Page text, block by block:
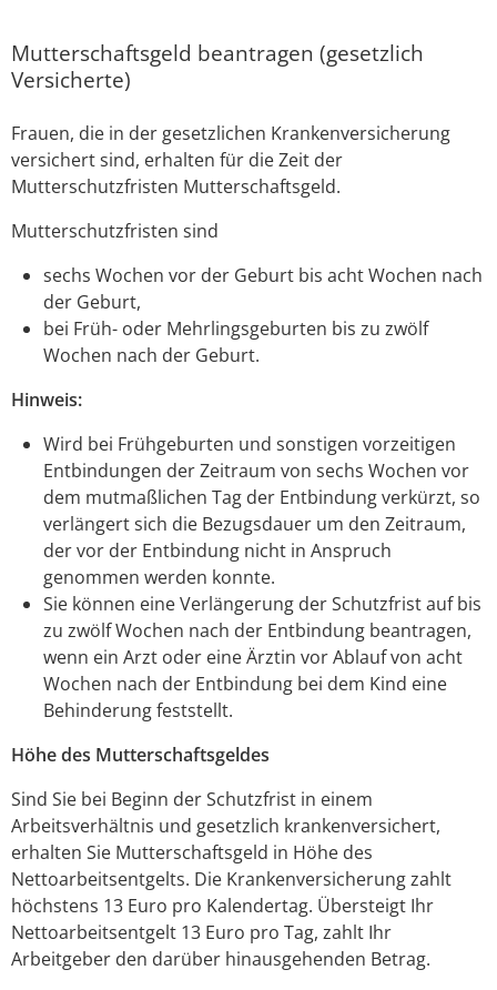
Mutterschaftsgeld beantragen (gesetzlich
Versicherte)
Frauen, die in der gesetzlichen Krankenversicherung
versichert sind, erhalten für die Zeit der
Mutterschutzfristen Mutterschaftsgeld.
Mutterschutzfristen sind
sechs Wochen vor der Geburt bis acht Wochen nach
der Geburt,
bei Früh- oder Mehrlingsgeburten bis zu zwölf
Wochen nach der Geburt.
Hinweis:
Wird bei Frühgeburten und sonstigen vorzeitigen
Entbindungen der Zeitraum von sechs Wochen vor
dem mutmaßlichen Tag der Entbindung verkürzt, so
verlängert sich die Bezugsdauer um den Zeitraum,
der vor der Entbindung nicht in Anspruch
genommen werden konnte.
Sie können eine Verlängerung der Schutzfrist auf bis
zu zwölf Wochen nach der Entbindung beantragen,
wenn ein Arzt oder eine Ärztin vor Ablauf von acht
Wochen nach der Entbindung bei dem Kind eine
Behinderung feststellt.
Höhe des Mutterschaftsgeldes
Sind Sie bei Beginn der Schutzfrist in einem
Arbeitsverhältnis und gesetzlich krankenversichert,
erhalten Sie Mutterschaftsgeld in Höhe des
Nettoarbeitsentgelts. Die Krankenversicherung zahlt
höchstens 13 Euro pro Kalendertag. Übersteigt Ihr
Nettoarbeitsentgelt 13 Euro pro Tag, zahlt Ihr
Arbeitgeber den darüber hinausgehenden Betrag.